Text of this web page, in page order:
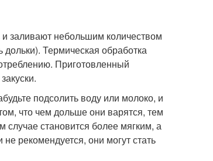
заливают небольшим количеством
Термическая обработка
Приготовленный
подсолить воду или молоко, и
что чем дольше они варятся, тем
случае становится более мягким, а
рекомендуется, они могут стать